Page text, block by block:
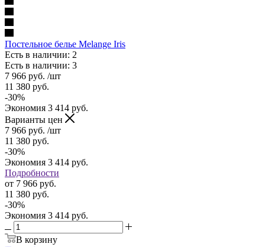
Постельное белье Melange Iris
Есть в наличии: 2
Есть в наличии: 3
7 966 руб. /шт
11 380 руб.
-30%
Экономия 3 414 руб.
Варианты цен
7 966 руб. /шт
11 380 руб.
-30%
Экономия 3 414 руб.
Подробности
от 7 966 руб.
11 380 руб.
-30%
Экономия 3 414 руб.
В корзину